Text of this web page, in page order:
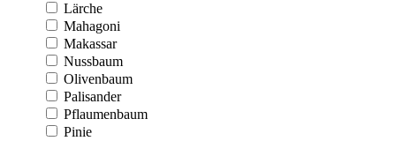
Lärche
Mahagoni
Makassar
Nussbaum
Olivenbaum
Palisander
Pflaumenbaum
Pinie